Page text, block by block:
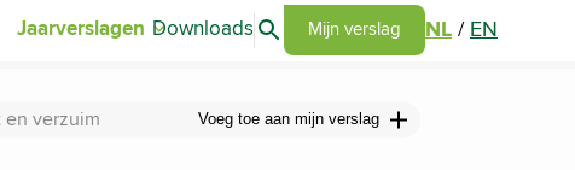
Jaarverslagen Downloads Search articles
Go to my report page
Mijn verslag NL / EN
verzuim Voeg toe aan mijn verslag